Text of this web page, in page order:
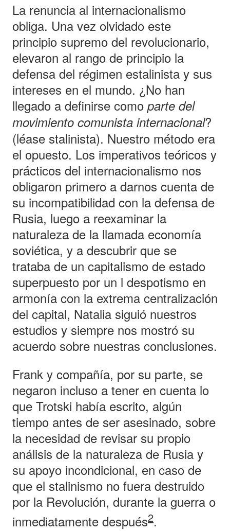
La renuncia al internacionalismo
obliga. Una vez olvidado este
principio supremo del revolucionario,
elevaron al rango de principio la
defensa del régimen estalinista y sus
intereses en el mundo. ¿No han
llegado a definirse como parte del
movimiento comunista internacional?
(léase stalinista). Nuestro método era
el opuesto. Los imperativos teóricos y
prácticos del internacionalismo nos
obligaron primero a darnos cuenta de
su incompatibilidad con la defensa de
Rusia, luego a reexaminar la
naturaleza de la llamada economía
soviética, y a descubrir que se
trataba de un capitalismo de estado
superpuesto por un l despotismo en
armonía con la extrema centralización
del capital, Natalia siguió nuestros
estudios y siempre nos mostró su
acuerdo sobre nuestras conclusiones.
Frank y compañía, por su parte, se
negaron incluso a tener en cuenta lo
que Trotski había escrito, algún
tiempo antes de ser asesinado, sobre
la necesidad de revisar su propio
análisis de la naturaleza de Rusia y
su apoyo incondicional, en caso de
que el stalinismo no fuera destruido
por la Revolución, durante la guerra o
inmediatamente después2.